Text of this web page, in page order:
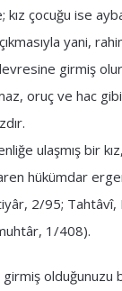
kız çocuğu ise
yani,
girmiş
oruç ve hac
ulaşmış bir
hükümdar
2/95;
1/408).
olduğunuzu